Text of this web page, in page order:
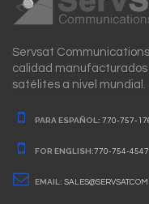
Servsat
calidad manufacturados
satélites a nivel mundial.
PARA ESPAÑOL: 770-757-
FOR ENGLISH:770-754-4547
EMAIL: SALES@SERVSAT.COM